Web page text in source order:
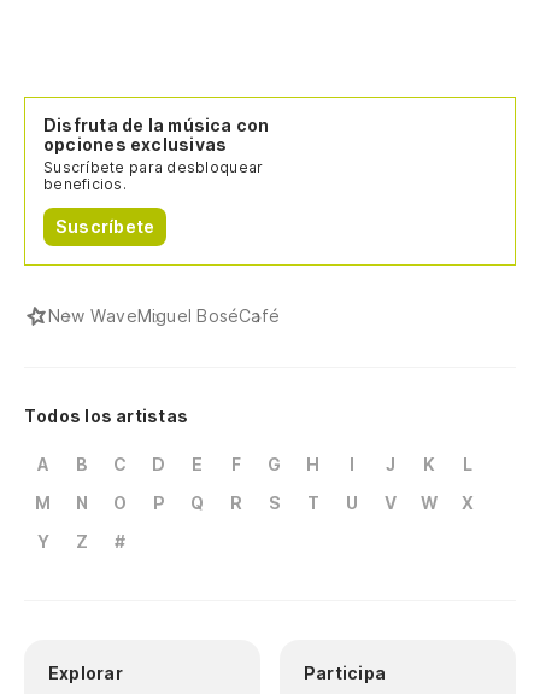
Disfruta de la música con
opciones exclusivas
Suscríbete para desbloquear
beneficios.
Suscríbete
New WaveMiguel BoséCafé
Todos los artistas
A B C D E F G H I J K
L
M
N O P Q R S T U V W
X
Y
Z #
Explorar Participa